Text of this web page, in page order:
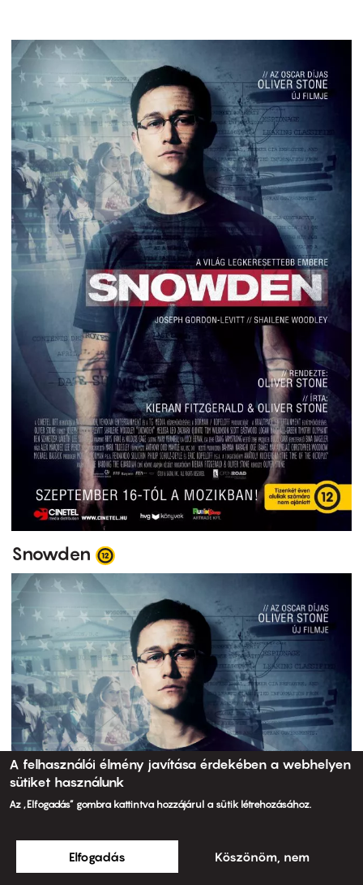
Snowden
A felhasználói élmény javítása érdekében a webhelyen
sütiket használunk
Az „Elfogadás” gombra kattintva hozzájárul a sütik létrehozásához.
Elfogadás Köszönöm, nem